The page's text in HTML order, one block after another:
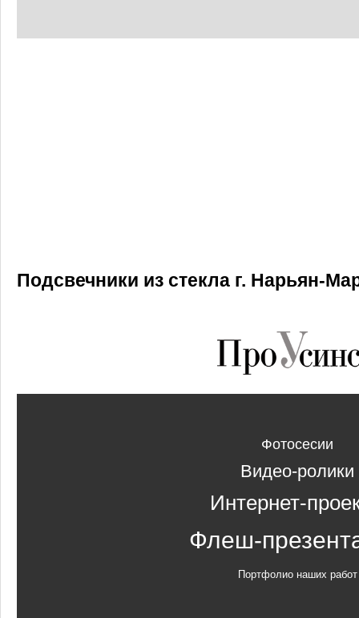
Подсвечники из стекла г. Нарьян-
Фотосесии
Видео-ролики
Интернет-
Флеш-
Портфолио наших работ